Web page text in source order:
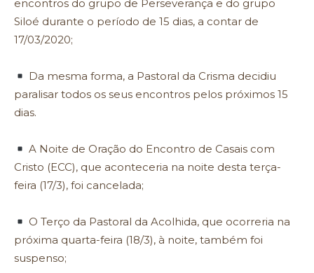
encontros do grupo de Perseverança e do grupo
Siloé durante o período de 15 dias, a contar de
17/03/2020;
Da mesma forma, a Pastoral da Crisma decidiu
paralisar todos os seus encontros pelos próximos 15
dias.
A Noite de Oração do Encontro de Casais com
Cristo (ECC), que aconteceria na noite desta terça-
feira (17/3), foi cancelada;
O Terço da Pastoral da Acolhida, que ocorreria na
próxima quarta-feira (18/3), à noite, também foi
suspenso;